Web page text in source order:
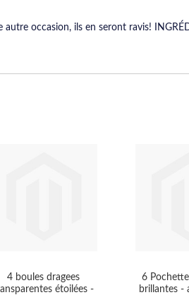
occasion, ils en seront ravis!
4 boules dragees
étoilées -
6
brillantes -